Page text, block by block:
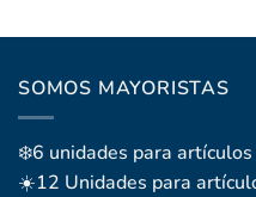
SOMOS MAYORISTAS
❄️6 unidades para
☀️12 Unidades para